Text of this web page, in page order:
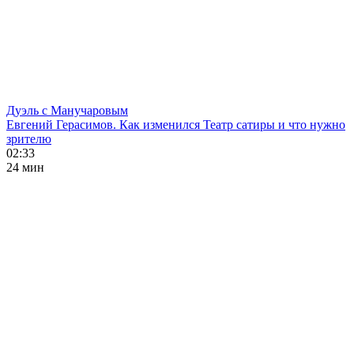
Дуэль с Манучаровым
Евгений Герасимов. Как изменился Театр сатиры и что нужно
зрителю
02:33
24 мин